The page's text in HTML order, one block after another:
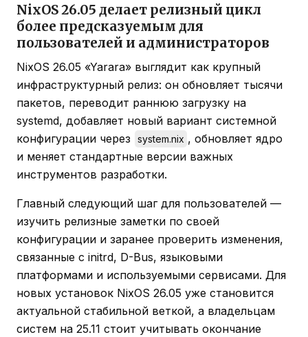
NixOS 26.05 делает релизный цикл
более предсказуемым для
пользователей и администраторов
NixOS 26.05 «Yarara» выглядит как крупный
инфраструктурный релиз: он обновляет тысячи
пакетов, переводит раннюю загрузку на
systemd, добавляет новый вариант системной
конфигурации через
system.nix , обновляет ядро
и меняет стандартные версии важных
инструментов разработки.
Главный следующий шаг для пользователей —
изучить релизные заметки по своей
конфигурации и заранее проверить изменения,
связанные с initrd, D-Bus, языковыми
платформами и используемыми сервисами. Для
новых установок NixOS 26.05 уже становится
актуальной стабильной веткой, а владельцам
систем на 25.11 стоит учитывать окончание